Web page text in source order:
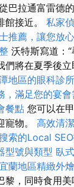
巴拉通富雷德
館接近。 私家
推薦，讓您放
沃特斯寫道：
們將在夏季後
地區的眼科診
，滿足您的宴會
餐點 您可以在
寵物。 高效清
索的Local
型號與類型 臥
蘭地區精緻外燴
，同時食用美